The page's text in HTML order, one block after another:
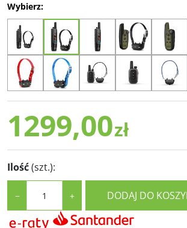
Wybierz:
1299,00zł
Ilość(szt.):
− + DODAJ DO